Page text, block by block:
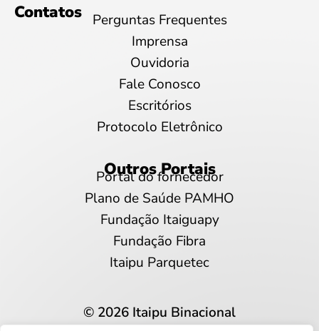
Contatos
Perguntas Frequentes
Imprensa
Ouvidoria
Fale Conosco
Escritórios
Protocolo Eletrônico
Outros Portais
Portal do fornecedor
Plano de Saúde PAMHO
Fundação Itaiguapy
Fundação Fibra
Itaipu Parquetec
© 2026 Itaipu Binacional